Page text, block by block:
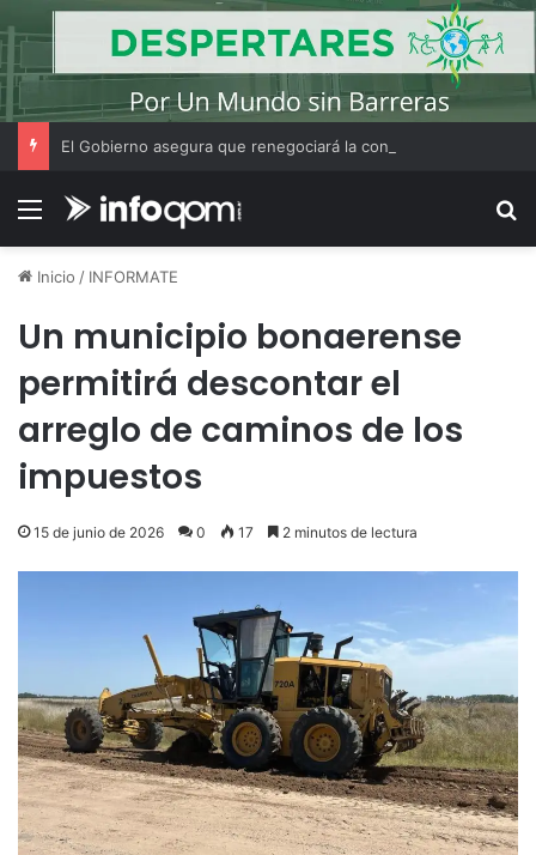
Menú
Inicio / INFORMATE
Un municipio bonaerense
permitirá descontar el
arreglo de caminos de los
impuestos
15 de junio de 2026 0 17 2 minutos de lectura